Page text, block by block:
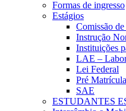
Formas de ingresso
Estágios
Comissão
Instrução
Instituições
LAE –
Lei Federal
Pré
SAE
ESTUDANTES